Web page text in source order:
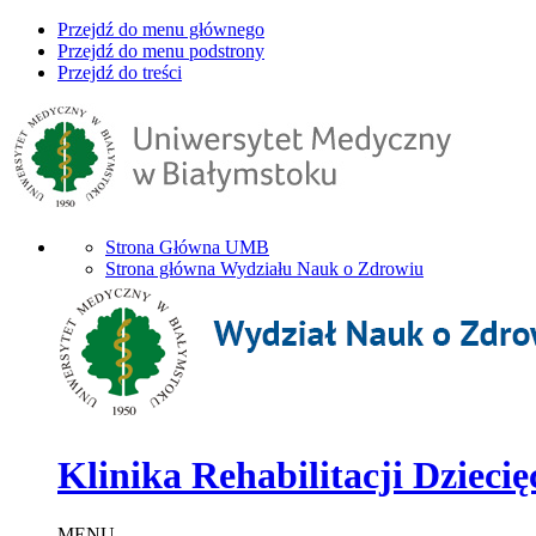
Przejdź do menu głównego
Przejdź do menu podstrony
Przejdź do treści
Strona Główna UMB
Strona główna Wydziału Nauk o Zdrowiu
Klinika Rehabilitacji